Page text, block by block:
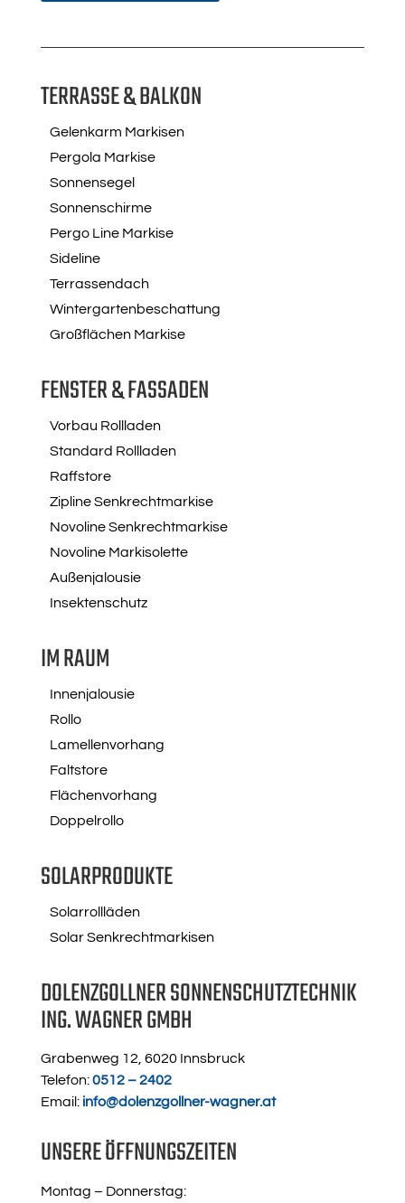
TERRASSE & BALKON
Gelenkarm Markisen
Pergola Markise
Sonnensegel
Sonnenschirme
Pergo Line Markise
Sideline
Terrassendach
Wintergartenbeschattung
Großflächen Markise
FENSTER & FASSADEN
Vorbau Rollladen
Standard Rollladen
Raffstore
Zipline Senkrechtmarkise
Novoline Senkrechtmarkise
Novoline Markisolette
Außenjalousie
Insektenschutz
IM RAUM
Innenjalousie
Rollo
Lamellenvorhang
Faltstore
Flächenvorhang
Doppelrollo
SOLARPRODUKTE
Solarrollläden
Solar Senkrechtmarkisen
DOLENZGOLLNER SONNENSCHUTZTECHNIK
ING. WAGNER GMBH
Grabenweg 12, 6020 Innsbruck
Telefon:0512 – 2402
Email: info@dolenzgollner-wagner.at
UNSERE ÖFFNUNGSZEITEN
Montag – Donnerstag: